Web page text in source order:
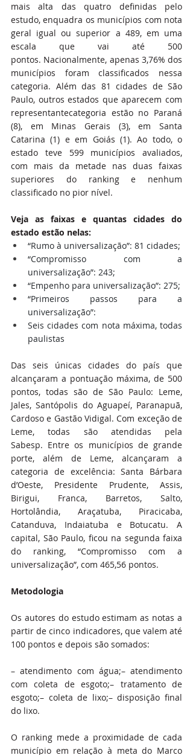
mais alta das quatro definidas pelo
estudo, enquadra os municípios com nota
geral igual ou superior a 489, em uma
escala que vai até 500
pontos. Nacionalmente, apenas 3,76% dos
municípios foram classificados nessa
categoria. Além das 81 cidades de São
Paulo, outros estados que aparecem com
representantecategoria estão no Paraná
(8), em Minas Gerais (3), em Santa
Catarina (1) e em Goiás (1). Ao todo, o
estado teve 599 municípios avaliados,
com mais da metade nas duas faixas
superiores do ranking e nenhum
classificado no pior nível.
Veja as faixas e quantas cidades do
estado estão nelas:
“Rumo à universalização”: 81 cidades;
“Compromisso com a
universalização”: 243;
“Empenho para universalização”: 275;
“Primeiros passos para a
universalização”:
Seis cidades com nota máxima, todas
paulistas
Das seis únicas cidades do país que
alcançaram a pontuação máxima, de 500
pontos, todas são de São Paulo: Leme,
Jales, Santópolis do Aguapeí, Paranapuã,
Cardoso e Gastão Vidigal. Com exceção de
Leme, todas são atendidas pela
Sabesp. Entre os municípios de grande
porte, além de Leme, alcançaram a
categoria de excelência: Santa Bárbara
d’Oeste, Presidente Prudente, Assis,
Birigui, Franca, Barretos, Salto,
Hortolândia, Araçatuba, Piracicaba,
Catanduva, Indaiatuba e Botucatu. A
capital, São Paulo, ficou na segunda faixa
do ranking, “Compromisso com a
universalização”, com 465,56 pontos.
Metodologia
Os autores do estudo estimam as notas a
partir de cinco indicadores, que valem até
100 pontos e depois são somados:
– atendimento com água;– atendimento
com coleta de esgoto;– tratamento de
esgoto;– coleta de lixo;– disposição final
do lixo.
O ranking mede a proximidade de cada
município em relação à meta do Marco